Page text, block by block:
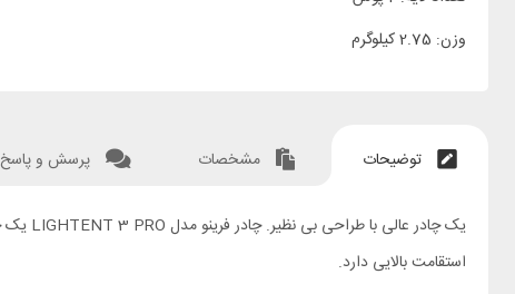
وزن: 2.75 کیلوگرم
توضیحات مشخصات پرسش و پاسخ
استقامت بالایی دارد.